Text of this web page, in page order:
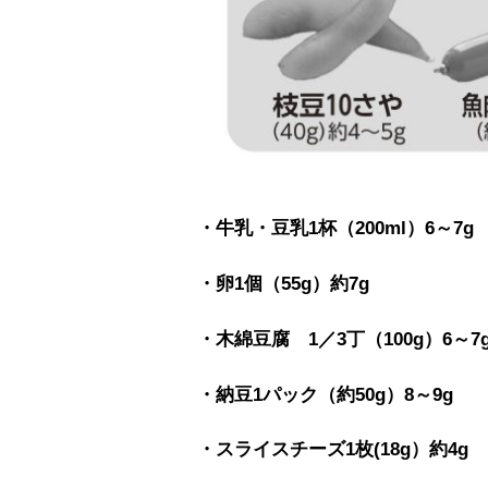
・牛乳・豆乳1杯（200ml）6～7g
・卵1個（55g）約7g
・木綿豆腐 1／3丁（100g）6～
・納豆1パック（約50g）8～9g
・スライスチーズ1枚(18g）約4g